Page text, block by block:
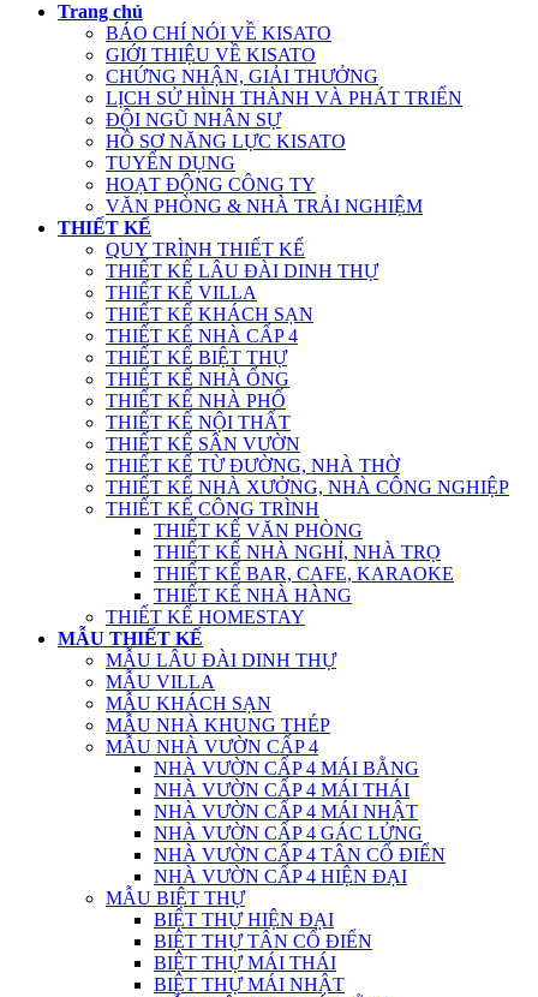
Trang chủ
BÁO CHÍ NÓI VỀ KISATO
GIỚI THIỆU VỀ KISATO
CHỨNG NHẬN, GIẢI THƯỞNG
LỊCH SỬ HÌNH THÀNH VÀ PHÁT TRIỂN
ĐỘI NGŨ NHÂN SỰ
HỒ SƠ NĂNG LỰC KISATO
TUYỂN DỤNG
HOẠT ĐỘNG CÔNG TY
VĂN PHÒNG & NHÀ TRẢI NGHIỆM
THIẾT KẾ
QUY TRÌNH THIẾT KẾ
THIẾT KẾ LÂU ĐÀI DINH THỰ
THIẾT KẾ VILLA
THIẾT KẾ KHÁCH SẠN
THIẾT KẾ NHÀ CẤP 4
THIẾT KẾ BIỆT THỰ
THIẾT KẾ NHÀ ỐNG
THIẾT KẾ NHÀ PHỐ
THIẾT KẾ NỘI THẤT
THIẾT KẾ SÂN VƯỜN
THIẾT KẾ TỪ ĐƯỜNG, NHÀ THỜ
THIẾT KẾ NHÀ XƯỞNG, NHÀ CÔNG NGHIỆP
THIẾT KẾ CÔNG TRÌNH
THIẾT KẾ VĂN PHÒNG
THIẾT KẾ NHÀ NGHỈ, NHÀ TRỌ
THIẾT KẾ BAR, CAFE, KARAOKE
THIẾT KẾ NHÀ HÀNG
THIẾT KẾ HOMESTAY
MẪU THIẾT KẾ
MẪU LÂU ĐÀI DINH THỰ
MẪU VILLA
MẪU KHÁCH SẠN
MẪU NHÀ KHUNG THÉP
MẪU NHÀ VƯỜN CẤP 4
NHÀ VƯỜN CẤP 4 MÁI BẰNG
NHÀ VƯỜN CẤP 4 MÁI THÁI
NHÀ VƯỜN CẤP 4 MÁI NHẬT
NHÀ VƯỜN CẤP 4 GÁC LỬNG
NHÀ VƯỜN CẤP 4 TÂN CỔ ĐIỂN
NHÀ VƯỜN CẤP 4 HIỆN ĐẠI
MẪU BIỆT THỰ
BIỆT THỰ HIỆN ĐẠI
BIỆT THỰ TÂN CỔ ĐIỂN
BIỆT THỰ MÁI THÁI
BIỆT THỰ MÁI NHẬT